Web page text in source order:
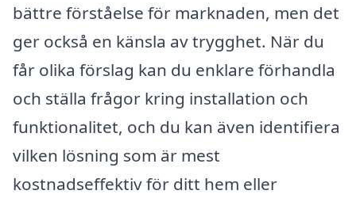
bättre förståelse för marknaden, men det
ger också en känsla av trygghet. När du
får olika förslag kan du enklare förhandla
och ställa frågor kring installation och
funktionalitet, och du kan även identifiera
vilken lösning som är mest
kostnadseffektiv för ditt hem eller